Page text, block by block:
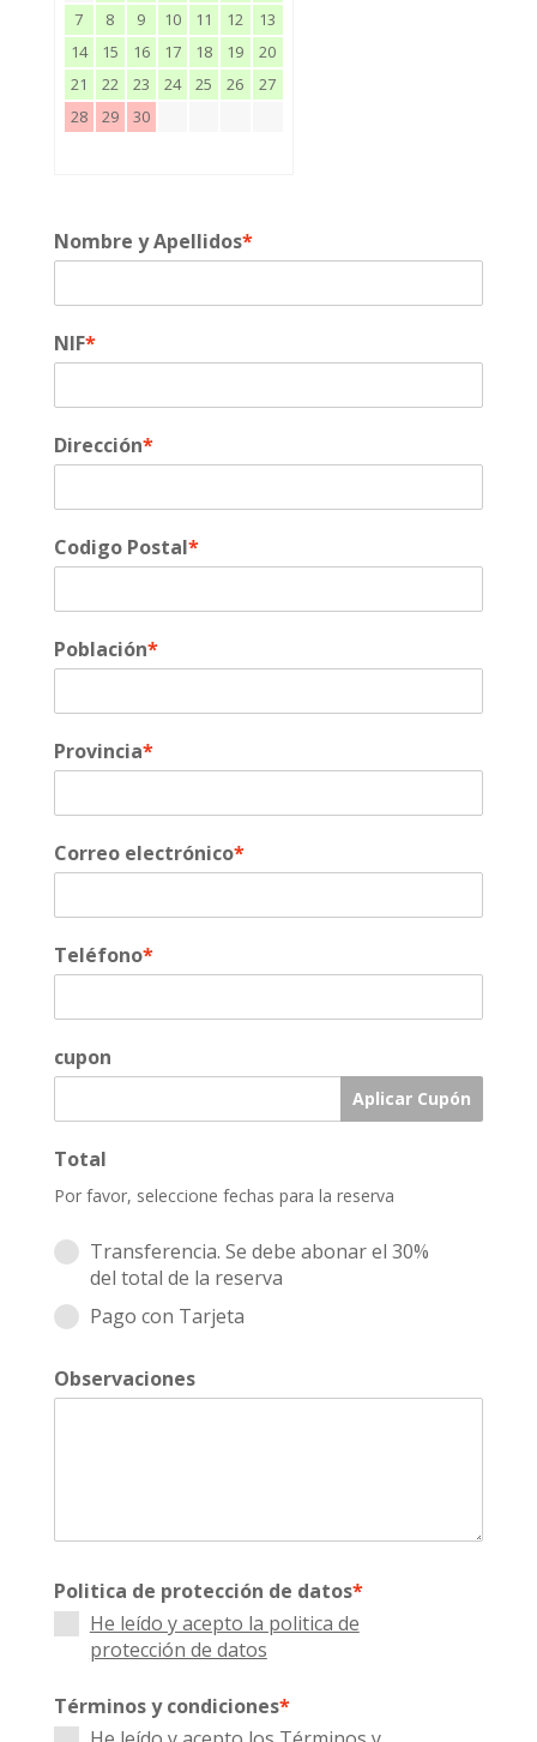
7
8 9 10 11 12
13
14
15 16 17 18 19
20
21
22 23 24 25 26
27
28
29 30
Nombre y Apellidos*
NIF*
Dirección*
Codigo Postal*
Población*
Provincia*
Correo electrónico*
Teléfono*
cupon
Aplicar Cupón
Total
Por favor, seleccione fechas para la reserva
Transferencia. Se debe abonar el 30%
del total de la reserva
Pago con Tarjeta
Observaciones
Politica de protección de datos*
He leído y acepto la politica de
protección de datos
Términos y condiciones*